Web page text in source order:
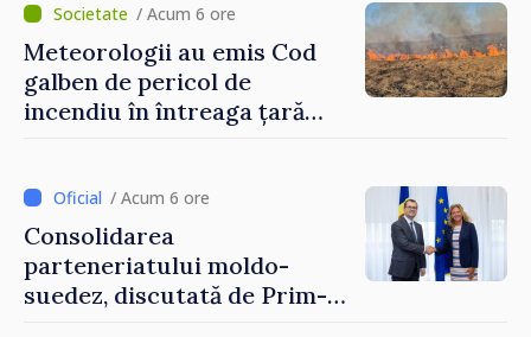
/ Acum 6 ore
Meteorologii au emis Cod
galben de pericol de
incendiu în întreaga țară
/ Acum 6 ore
Consolidarea
parteneriatului moldo-
suedez, discutată de Prim-